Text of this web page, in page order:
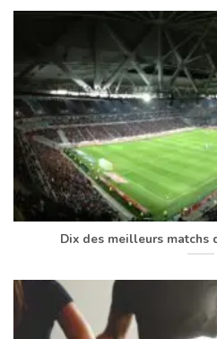
Dix des meilleurs matchs